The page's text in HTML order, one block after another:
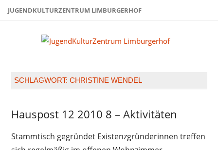
ZumJUGENDKULTURZENTRUM LIMBURGERHOF
SCHLAGWORT: CHRISTINE WENDEL
Hauspost
Hauspost 12 2010 8 – Aktivitäten
Stammtisch gegründet Existenzgründerinnen treffen